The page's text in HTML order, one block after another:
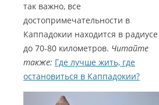
так важно, все
достопримечательности в
Каппадокии находится в радиусе
до 70-80 километров. Читайте
также: Где лучше жить, где
остановиться в Каппадокии?